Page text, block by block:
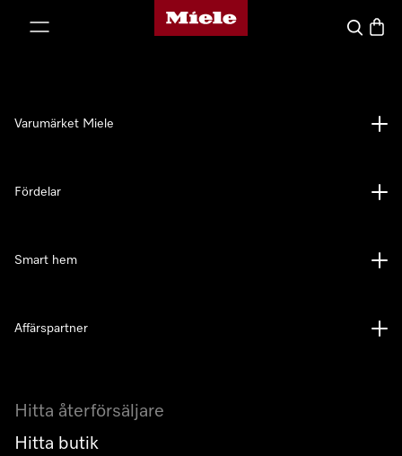
Mieles hemsida
Sök
Hitta återförsäljare
Hitta butik
Varumärket Miele
Fördelar
Smart hem
Affärspartner